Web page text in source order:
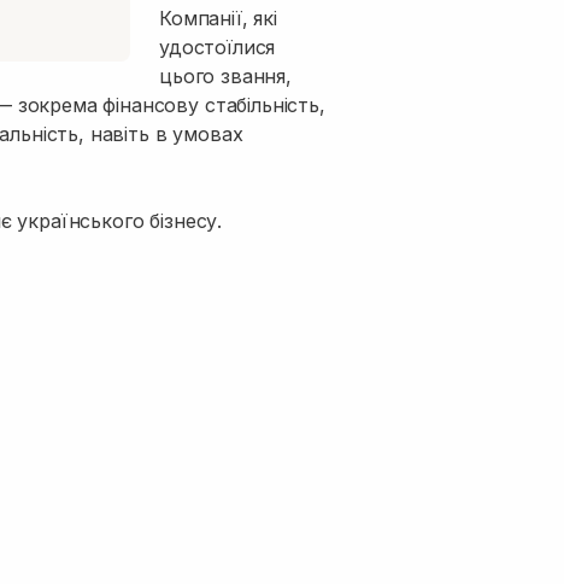
Компанії, які
удостоїлися
цього звання,
фінансову стабільність,
навіть в умовах
бізнесу.